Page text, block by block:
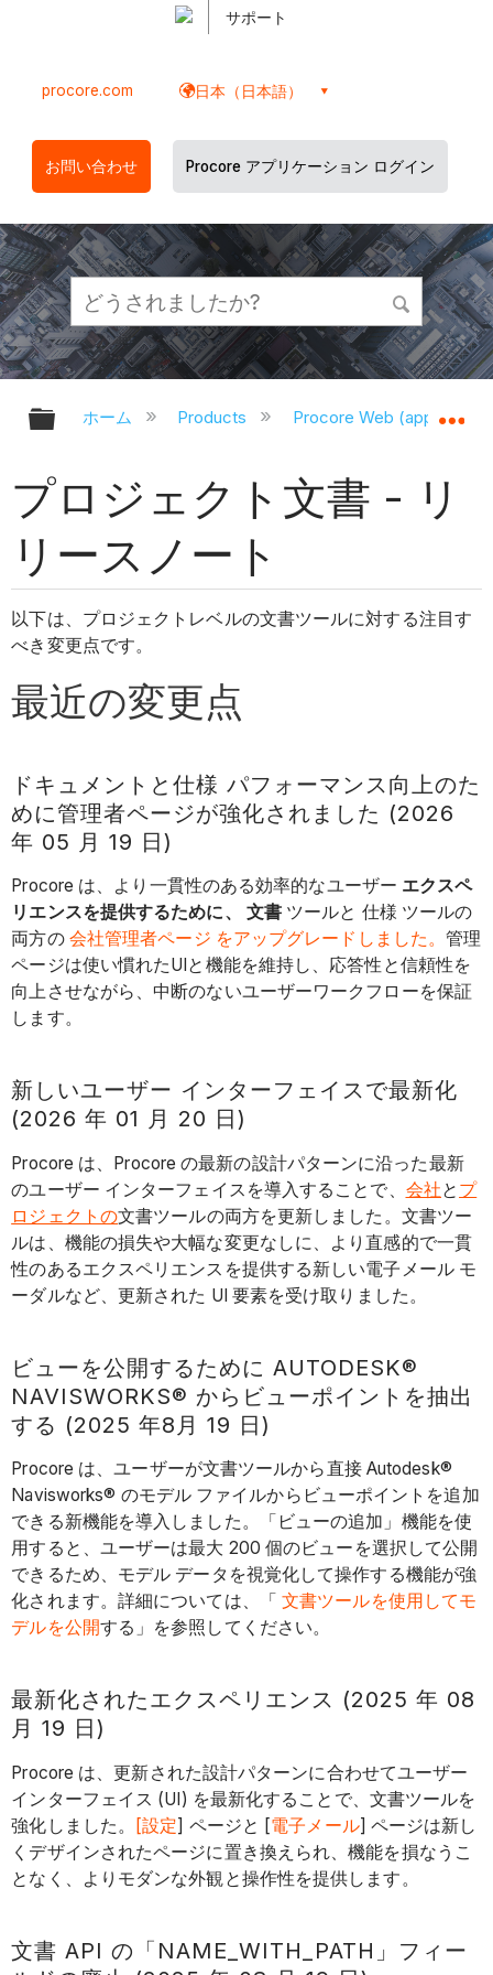
サポート
procore.com 日本（日本語）
お問い合わせ Procore アプリケーション ログイン
グローバル階層を展開/折りたたむ
ホーム Products Procore Web
プロジェクト文書 - リ
リースノート
以下は、プロジェクトレベルの文書ツールに対する注目す
べき変更点です。
最近の変更点
ドキュメントと仕様 パフォーマンス向上のた
めに管理者ページが強化されました (2026
年 05 月 19 日)
Procore は、より一貫性のある効率的なユーザー エクスペ
リエンスを提供するために、
文書 ツールと 仕様 ツールの
両方の会社管理者ページ をアップグレードしました。管理
ページは使い慣れたUIと機能を維持し、応答性と信頼性を
向上させながら、中断のないユーザーワークフローを保証
します。
新しいユーザー インターフェイスで最新化
(2026 年 01 月 20 日)
Procore は、Procore の最新の設計パターンに沿った最新
のユーザー インターフェイスを導入することで、 会社と プ
ロジェクトの文書ツールの両方を更新しました。文書ツー
ルは、機能の損失や大幅な変更なしに、より直感的で一貫
性のあるエクスペリエンスを提供する新しい電子メール モ
ーダルなど、更新された UI 要素を受け取りました。
ビューを公開するために AUTODESK®
NAVISWORKS® からビューポイントを抽出
する (2025 年8月 19 日)
Procore は、ユーザーが文書ツールから直接 Autodesk®
Navisworks® のモデル ファイルからビューポイントを追加
できる新機能を導入しました。「ビューの追加」機能を使
用すると、ユーザーは最大 200 個のビューを選択して公開
できるため、モデル データを視覚化して操作する機能が強
化されます。詳細については、「 文書ツールを使用してモ
デルを公開する」を参照してください。
最新化されたエクスペリエンス (2025 年 08
月 19 日)
Procore は、更新された設計パターンに合わせてユーザー
インターフェイス (UI) を最新化することで、文書ツールを
強化しました。
[設定] ページと [電子メール] ページは新し
くデザインされたページに置き換えられ、機能を損なうこ
となく、よりモダンな外観と操作性を提供します。
文書 API の「NAME_WITH_PATH」フィー